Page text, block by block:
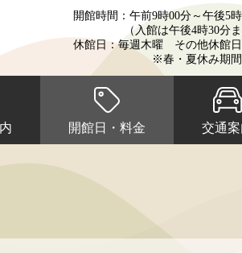
開館時間：午前9時00分～午後5
（入館は午後4時30分ま
休館日：毎週木曜 その他休館日
※春・夏休み期
開館日・料金 交通